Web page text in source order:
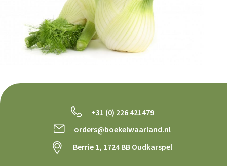
+31 (0) 226 421479
orders@boekelwaarland.nl
Berrie 1, 1724 BB Oudkarspel